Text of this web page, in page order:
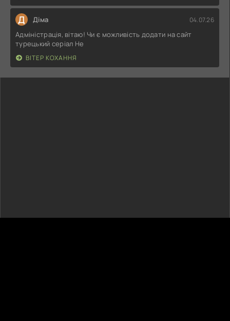
Д Діма 04.07.26
Адміністрація, вітаю! Чи є можливість додати на сайт
турецький серіал Не
ВІТЕР КОХАННЯ